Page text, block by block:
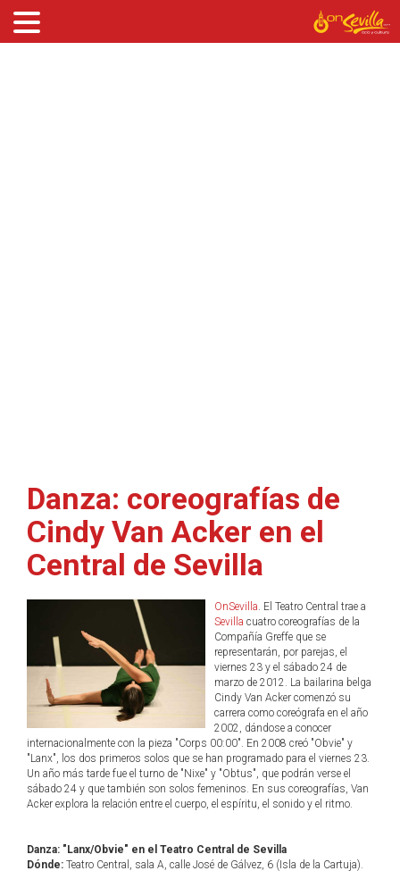
Danza: coreografías de
Cindy Van Acker en el
Central de Sevilla
OnSevilla. El Teatro Central trae a
Sevilla cuatro coreografías de la
Compañía Greffe que se
representarán, por parejas, el
viernes 23 y el sábado 24 de
marzo de 2012. La bailarina belga
Cindy Van Acker comenzó su
carrera como coreógrafa en el año
2002, dándose a conocer
internacionalmente con la pieza "Corps 00:00". En 2008 creó "Obvie" y
"Lanx", los dos primeros solos que se han programado para el viernes 23.
Un año más tarde fue el turno de "Nixe" y "Obtus", que podrán verse el
sábado 24 y que también son solos femeninos. En sus coreografías, Van
Acker explora la relación entre el cuerpo, el espíritu, el sonido y el ritmo.
Danza: "Lanx/Obvie" en el Teatro Central de Sevilla
Dónde: Teatro Central, sala A, calle José de Gálvez, 6 (Isla de la Cartuja).